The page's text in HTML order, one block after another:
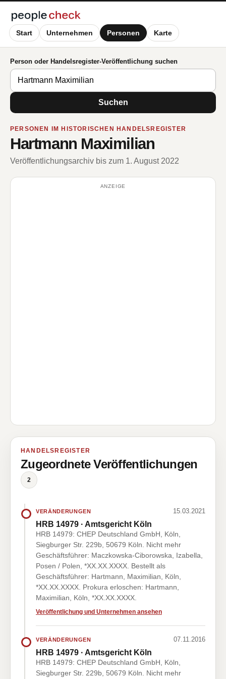
Start Unternehmen Personen Karte
Person oder Handelsregister-Veröffentlichung suchen
Suchen
PERSONEN IM HISTORISCHEN HANDELSREGISTER
Hartmann Maximilian
Veröffentlichungsarchiv bis zum 1. August 2022
ANZEIGE
HANDELSREGISTER
Zugeordnete Veröffentlichungen
2
VERÄNDERUNGEN 15.03.2021
HRB 14979 · Amtsgericht Köln
HRB 14979: CHEP Deutschland GmbH, Köln,
Siegburger Str. 229b, 50679 Köln. Nicht mehr
Geschäftsführer: Maczkowska-Ciborowska, Izabella,
Posen / Polen, *XX.XX.XXXX. Bestellt als
Geschäftsführer: Hartmann, Maximilian, Köln,
*XX.XX.XXXX. Prokura erloschen: Hartmann,
Maximilian, Köln, *XX.XX.XXXX.
Veröffentlichung und Unternehmen ansehen
VERÄNDERUNGEN 07.11.2016
HRB 14979 · Amtsgericht Köln
HRB 14979: CHEP Deutschland GmbH, Köln,
Siegburger Str. 229b, 50679 Köln. Nicht mehr